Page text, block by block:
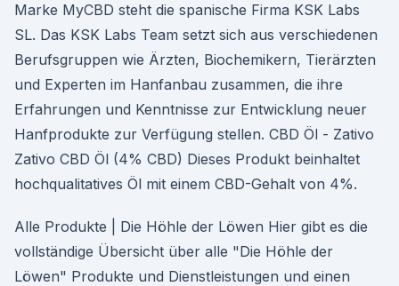
Marke MyCBD steht die spanische Firma KSK Labs
SL. Das KSK Labs Team setzt sich aus verschiedenen
Berufsgruppen wie Ärzten, Biochemikern, Tierärzten
und Experten im Hanfanbau zusammen, die ihre
Erfahrungen und Kenntnisse zur Entwicklung neuer
Hanfprodukte zur Verfügung stellen. CBD Öl - Zativo
Zativo CBD Öl (4% CBD) Dieses Produkt beinhaltet
hochqualitatives Öl mit einem CBD-Gehalt von 4%.
Alle Produkte | Die Höhle der Löwen Hier gibt es die
vollständige Übersicht über alle "Die Höhle der
Löwen" Produkte und Dienstleistungen und einen